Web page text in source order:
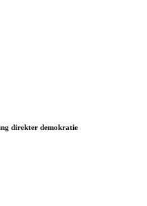
direkter demokratie